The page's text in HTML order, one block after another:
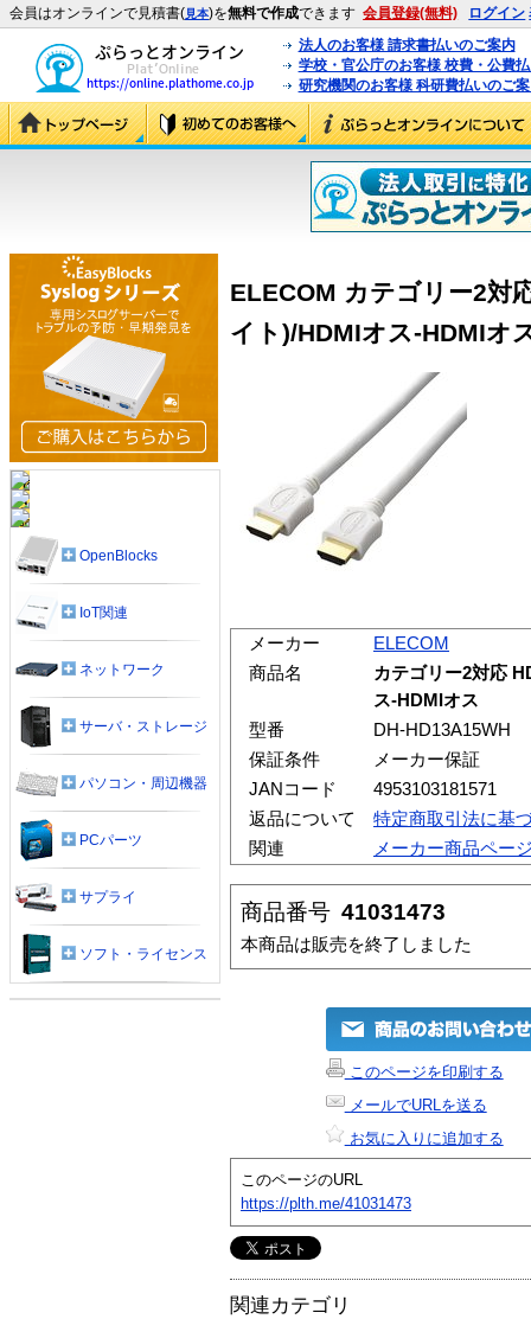
会員はオンラインで見積書(見本)を無料で作成できます 会員登録(無料) ログイン
法人のお客様 請求書払いのご案内
学校・官公庁のお客様 校費・公費
研究機関のお客様 科研費払いのご
ELECOM カテゴリー2対
イト)/HDMIオス-HDMIオ
メーカー
ELECOM
商品名
カテゴリー2対応
ス-HDMIオス
型番
DH-HD13A15WH
保証条件
メーカー保証
JANコード
4953103181571
返品について
特定商取引法に基
関連
メーカー商品ペー
商品番号 41031473
本商品は販売を終了しました
このページを印刷する
メールでURLを送る
お気に入りに追加する
このページのURL
https://plth.me/41031473
関連カテゴリ
OpenBlocks
IoT関連
ネットワーク
サーバ・ストレージ
パソコン・周辺機器
PCパーツ
サプライ
ソフト・ライセンス